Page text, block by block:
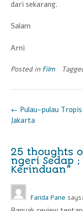
dari sekarang.
Salam
Arni
Posted in Film
P
o
s
t
n
a
v
← Pulau-pulau
Jakarta
25 thoughts
ngeri Sedap ;
Kerinduan”
Farida Pane says: